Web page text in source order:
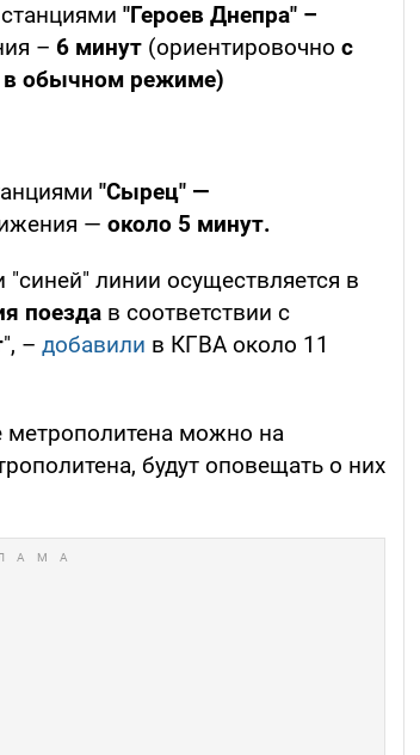
"Героев Днепра" –
– 6 минут (ориентировочно с
в обычном режиме)
"Сырец" —
— около 5 минут.
линии осуществляется в
поезда в соответствии с
", – добавили в КГВА около 11
метрополитена можно на
будут оповещать о них